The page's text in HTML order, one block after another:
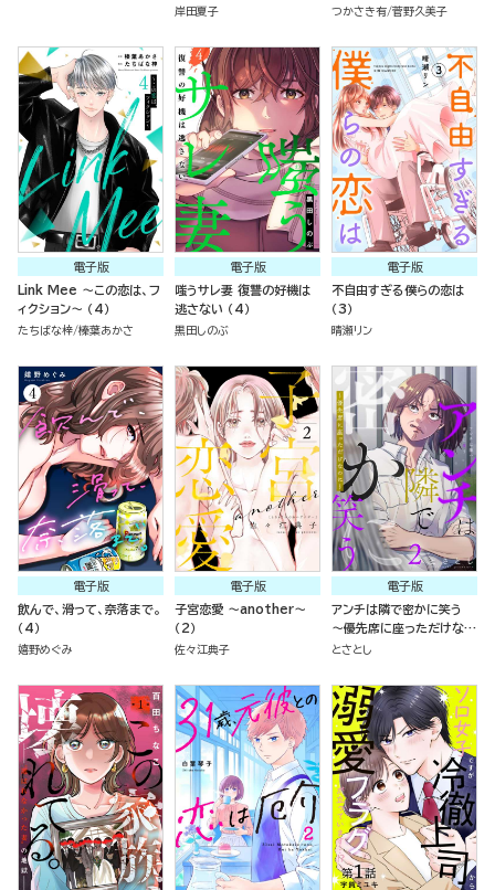
岸田夏子
冊版）
つかさき有 菅野久美子
電子版
Link Mee ～この恋は、フ
ィクション～ （4）
たちばな梓 榛葉あかさ
電子版
嗤うサレ妻 復讐の好機は
逃さない （4）
黒田しのぶ
電子版
不自由すぎる僕らの恋は
（3）
晴瀬リン
電子版
飲んで、滑って、奈落まで。
（4）
嬉野めぐみ
電子版
子宮恋愛 ～another～
（2）
佐々江典子
電子版
アンチは隣で密かに笑う
～優先席に座っただけなの
に～ （2）
とさとし